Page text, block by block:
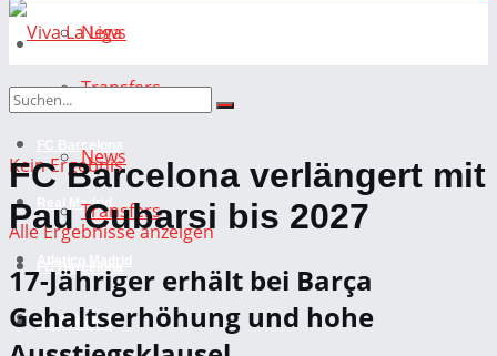
News
Transfers
Real Madrid
International
La Liga
News
Transfers
FC Barcelona
Real Madrid
Kein Ergebnis
Alle Ergebnisse anzeigen
FC Barcelona verlängert mit
Pau Cubarsi bis 2027
17-Jähriger erhält bei Barça
Gehaltserhöhung und hohe